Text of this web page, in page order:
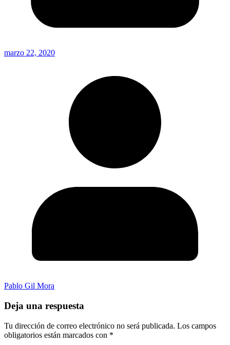
marzo 22, 2020
Pablo Gil Mora
Deja una respuesta
Tu dirección de correo electrónico no será publicada. Los campos
obligatorios están marcados con *